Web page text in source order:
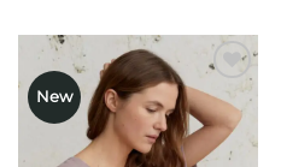
New
Mėgstamiausias